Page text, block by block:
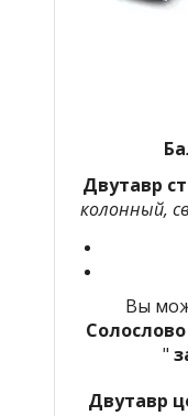
Двутавр
колонный,
Вы
Солослово
"
Двутавр